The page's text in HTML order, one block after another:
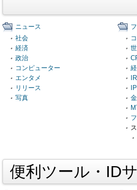
ニュース
社会
経済
政治
コンピューター
エンタメ
リリース
写真
便利ツール・ID